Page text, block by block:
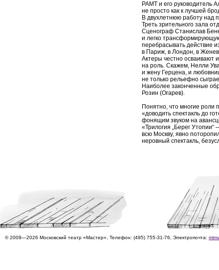
РАМТ и его руководитель
не просто как к лучшей
В двухлетнюю работу над
Треть зрительного зала
Сценограф Станислав
и легко
перебрасывать действие
в Париж, в Лондон, в
Актеры честно осваивают
на роль. Скажем, Нелли
и жену Герцена, и
не только рельефно
Наиболее законченные
Розин (Огарев).
Понятно, что многие роли
«доводить спектакль до
фонящим звуком на
«Трилогия „Берег
всю Москву, явно
неровный спектакль,
© 2009—2026 Московский театр «Мастер», Телефон: (495) 755-31-76, Электропочта: